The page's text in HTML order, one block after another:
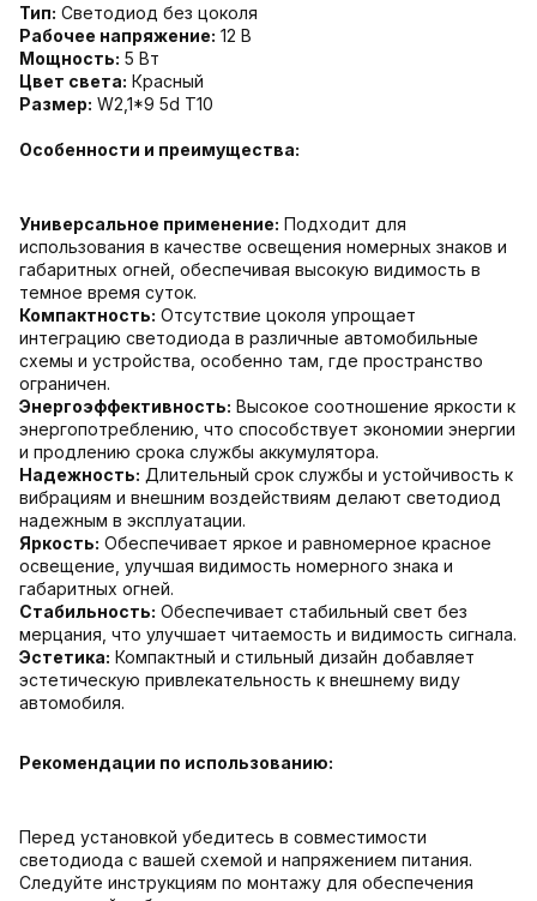
Тип: Светодиод без цоколя
Рабочее напряжение: 12 В
Мощность: 5 Вт
Цвет света: Красный
Размер: W2,1*9 5d T10
Особенности и преимущества:
Универсальное применение: Подходит для
использования в качестве освещения номерных знаков и
габаритных огней, обеспечивая высокую видимость в
темное время суток.
Компактность: Отсутствие цоколя упрощает
интеграцию светодиода в различные автомобильные
схемы и устройства, особенно там, где пространство
ограничен.
Энергоэффективность: Высокое соотношение яркости к
энергопотреблению, что способствует экономии энергии
и продлению срока службы аккумулятора.
Надежность: Длительный срок службы и устойчивость к
вибрациям и внешним воздействиям делают светодиод
надежным в эксплуатации.
Яркость: Обеспечивает яркое и равномерное красное
освещение, улучшая видимость номерного знака и
габаритных огней.
Стабильность: Обеспечивает стабильный свет без
мерцания, что улучшает читаемость и видимость сигнала.
Эстетика: Компактный и стильный дизайн добавляет
эстетическую привлекательность к внешнему виду
автомобиля.
Рекомендации по использованию:
Перед установкой убедитесь в совместимости
светодиода с вашей схемой и напряжением питания.
Следуйте инструкциям по монтажу для обеспечения